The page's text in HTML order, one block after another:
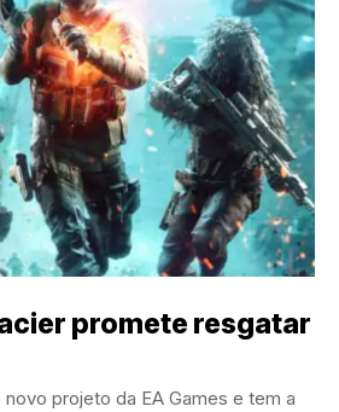
promete resgatar
projeto da EA Games e tem a